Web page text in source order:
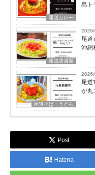
尾道カレー
島ト
尾道居酒屋
尾道
沖縄
尾道そば・うどん
尾道
が丸
Post
Hatena